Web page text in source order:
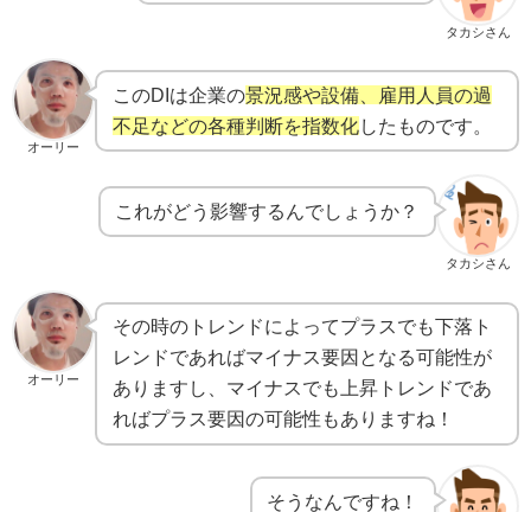
タカシさん
オーリー
このDIは企業の景況感や設備、雇用人員の過
不足などの各種判断を指数化したものです。
タカシさん
これがどう影響するんでしょうか？
オーリー
その時のトレンドによってプラスでも下落ト
レンドであればマイナス要因となる可能性が
ありますし、マイナスでも上昇トレンドであ
ればプラス要因の可能性もありますね！
そうなんですね！